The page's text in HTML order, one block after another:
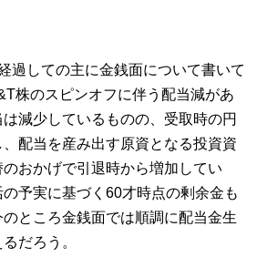
過しての主に金銭面について書いて
株のスピンオフに伴う配当減があ
減少しているものの、受取時の円
配当を産み出す原資となる投資資
おかげで引退時から増加してい
予実に基づく60才時点の剰余金も
ところ金銭面では順調に配当金生
だろう。